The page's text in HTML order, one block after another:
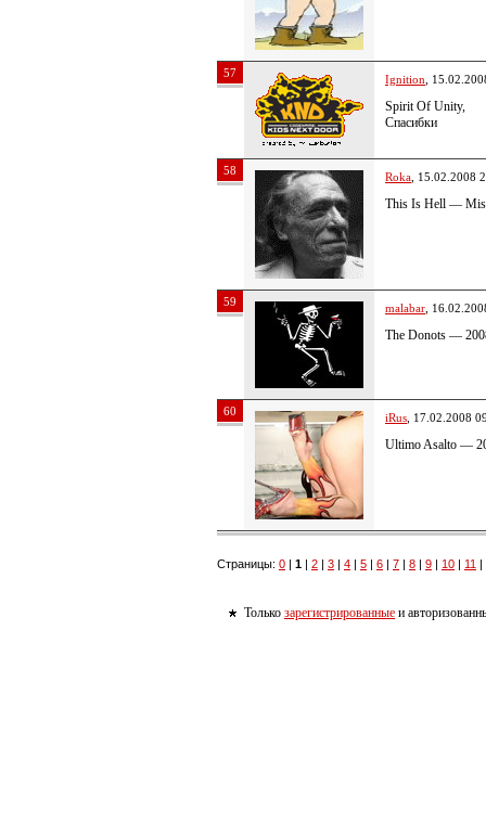
57 Ignition ,
Spirit Of Unity,
Спасибки
58 Roka , 15.02.2008
This Is Hell —
59 malabar ,
The Donots —
60 iRus , 17.02.2008
Ultimo Asalto —
Страницы: 0 | 1 | 2 | 3 | 4 | 5 | 6 | 7 | 8 | 9 | 10 | 11 |
Только зарегистрированные и